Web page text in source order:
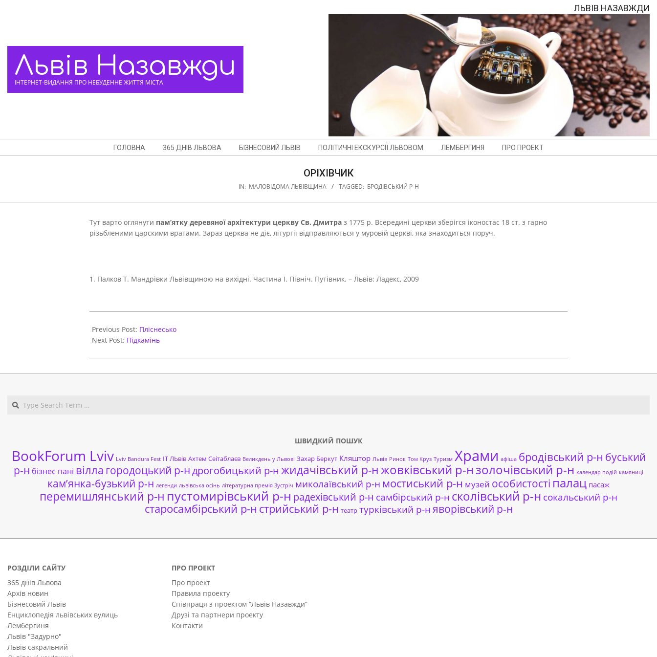
Львів Назавжди
ІНТЕРНЕТ-ВИДАННЯ ПРО НЕБУДЕННЕ ЖИТТЯ МІСТА
ЛЬВІВ НАЗАВЖДИ
Menu
ГОЛОВНА 365 ДНІВ ЛЬВОВА БІЗНЕСОВИЙ ЛЬВІВ ПОЛІТИЧНІ ЕКСКУРСІЇ ЛЬВОВОМ ЛЕМБЕРГИНЯ ПРО ПРОЕКТ
ОРІХІВЧИК
IN: МАЛОВІДОМА ЛЬВІВЩИНА TAGGED: БРОДІВСЬКИЙ Р-Н
Тут варто оглянути пам’ятку деревяної архітектури церкву Св. Дмитра з 1775 р. Всередині церкви зберігся іконостас 18 ст. з гарно
різьбленими царскими вратами. Зараз церква не діє, літургії відправляються у муровій церкві, яка знаходиться поруч.
1. Палков Т. Мандрівки Львівщиною на вихідні. Частина І. Північ. Путівник. – Львів: Ладекс, 2009
10-
08
Previous Post: Пліснесько
Next Post: Підкамінь
ШВИДКИЙ ПОШУК
BookForum Lviv Lviv Bandura Fest ІТ ЛЬвів Ахтем Сеітаблаєв Великдень у Львові Захар Беркут Кляштор Львів Ринок Том Круз Туризм Храми афіша бродівський р-н буський
р-н бізнес пані вілла городоцький р-ндрогобицький р-н жидачівський р-нжовківський р-нзолочівський р-н календар подій камяниці
кам’янка-бузький р-н легенди львівська осінь літературна премія Зустріч миколаївський р-н мостиський р-н музей особистості палац пасаж
перемишлянський р-н пустомирівський р-н радехівський р-н самбірський р-н сколівський р-н сокальський р-н
старосамбірський р-н стрийський р-н театр турківський р-н яворівський р-н
РОЗДІЛИ САЙТУ
365 днів Львова
Архів новин
Бізнесовий Львів
Енциклопедія львівських вулиць
Лембергиня
Львів "Задурно"
Львів сакральний
ПРО ПРОЕКТ
Про проект
Правила проекту
Співпраця з проектом “Львів Назавжди”
Друзі та партнери проекту
Контакти